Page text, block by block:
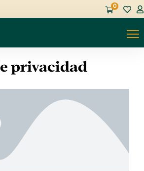
0
privacidad